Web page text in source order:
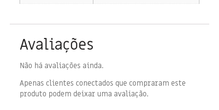
Avaliações
Não há avaliações ainda.
Apenas clientes conectados que compraram este
produto podem deixar uma avaliação.